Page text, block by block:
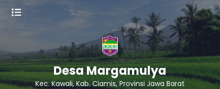
Desa Margamulya
Kec. Kawali, Kab. Ciamis, Provinsi Jawa Barat